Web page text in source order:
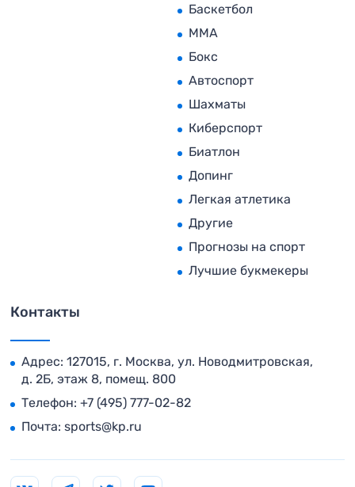
Баскетбол
MMA
Бокс
Автоспорт
Шахматы
Киберспорт
Биатлон
Допинг
Легкая атлетика
Другие
Прогнозы на спорт
Лучшие букмекеры
Контакты
Адрес: 127015, г. Москва, ул. Новодмитровская,
д. 2Б, этаж 8, помещ. 800
Телефон: +7 (495) 777-02-82
Почта: sports@kp.ru